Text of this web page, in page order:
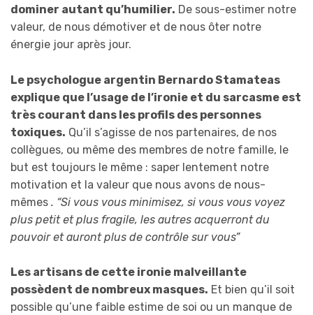
dominer autant qu’humilier. De sous-estimer notre
valeur, de nous démotiver et de nous ôter notre
énergie jour après jour.
Le psychologue argentin Bernardo Stamateas
explique que l’usage de l’ironie et du sarcasme est
très courant dans les profils des personnes
toxiques. Qu’il s’agisse de nos partenaires, de nos
collègues, ou même des membres de notre famille, le
but est toujours le même : saper lentement notre
motivation et la valeur que nous avons de nous-
mêmes . “Si vous vous minimisez, si vous vous voyez
plus petit et plus fragile, les autres acquerront du
pouvoir et auront plus de contrôle sur vous”
Les artisans de cette ironie malveillante
possèdent de nombreux masques. Et bien qu’il soit
possible qu’une faible estime de soi ou un manque de